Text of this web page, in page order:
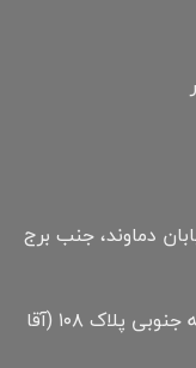
دماوند، جنب برج
: خیابان جی خیابان مهدیه جنوبی پلاک ۱۰۸ (آقا